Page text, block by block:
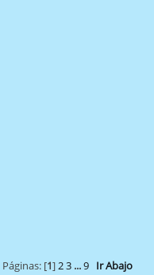
Páginas: [1]2 3 ...9 Ir Abajo